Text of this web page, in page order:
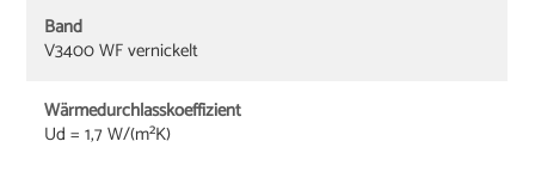
Band
V3400 WF vernickelt
Wärmedurchlasskoeffizient
Ud = 1,7 W/(m²K)